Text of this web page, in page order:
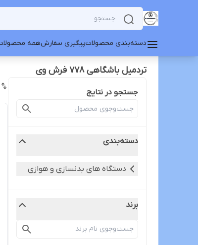
دسته‌بندی محصولاتپیگیری سفارشهمه
تردمیل باشگاهی 778 فرش وی
جستجو در نتایج
دسته‌بندی
دستگاه های بدنسازی و هوازی
برند